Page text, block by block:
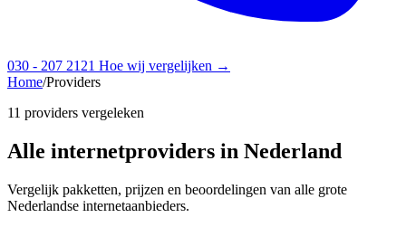
030 - 207 2121 Hoe wij vergelijken →
Home/Providers
11 providers vergeleken
Alle internetproviders in Nederland
Vergelijk pakketten, prijzen en beoordelingen van alle grote
Nederlandse internetaanbieders.